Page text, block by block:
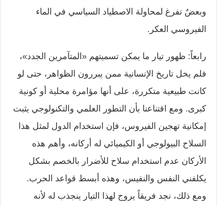
وبعضٌ تفرغ لمحاولة الاصطياد السياسي في الماء
الفيروسي العكر.
رابعاً: ظهور تيار ما يمكن تسميتهم «المتآمرين الجدد»،
فلم يخل تاريخ الإنسانية ممن يبررون الظواهر، حتى لو
كانت طبيعية متكررة، على أنها مؤامرة محلية أو كونية
كبرى. ومع اقتناعنا بأن التطور العلمي والتكنولوجي يثبت
إمكانية تهجين الفيروس، فإن استخدام الدول لمثل هذا
السلاح البيولوجي أو الكيميائي له أركانه، وأهم هذه
الأركان عدم استخدام سلاح للأضرار بالخصم بشكل
يكلفني النفس والنفيس، وهذه أبسط قواعد الحرب.
ومع ذلك، نجد فريقاً يروج لهذا التيار ينجذب له لأنه